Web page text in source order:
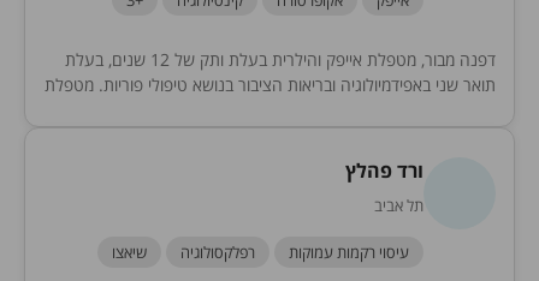
דפנה מבור, מטפלת אייפק והילרית בעלת ותק של 12 שנים, בעלת
תואר שני באפידמיולוגיה ובריאות הציבור בנושא טיפולי פוריות. מטפלת
ורד פהלץ
תל אביב
עיסוי רקמות עמוקות רפלקסולוגיה שיאצו